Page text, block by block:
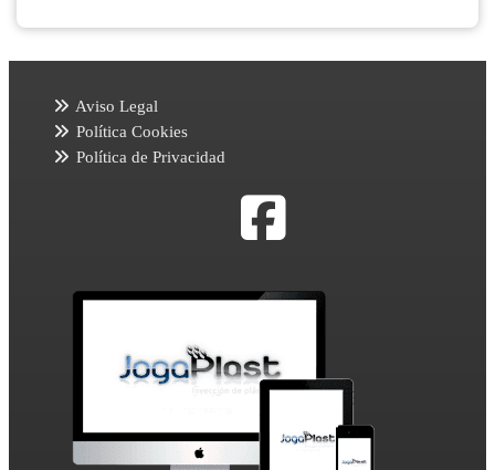
Aviso Legal
Política Cookies
Política de Privacidad